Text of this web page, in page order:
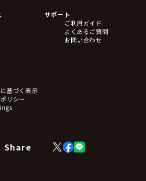
ド
・ストラップ
シール・カード
・ポスター
ター
ダー
サポート
ご利用ガイド
よくあるご質問
お問い合わせ
基づく表示
リシー
Share
X
(Twitter)
Facebook
LINE